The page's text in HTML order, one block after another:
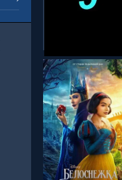
СМОТРЕТЬ ОНЛАЙН
СМОТРЕТЬ ОНЛАЙН